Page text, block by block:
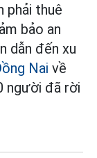
phải thuê
bảo an
dẫn đến xu
Nai về
người đã rời